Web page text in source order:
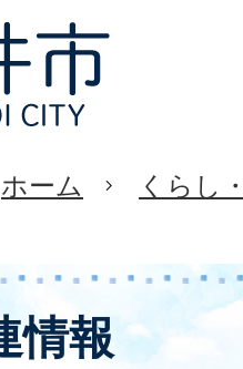
ホーム くらし
情報